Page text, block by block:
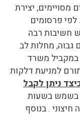
מסויימים, יצירת
לפי פרסומים
חשיבות רבה
גבוה, מחלות לב
במקביל משרד
למניעת דלקות
ניתן לקבל
בשעות
. בנוסף